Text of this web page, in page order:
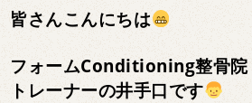
皆さんこんにちは
フォームConditioning整骨院
トレーナーの井手口です